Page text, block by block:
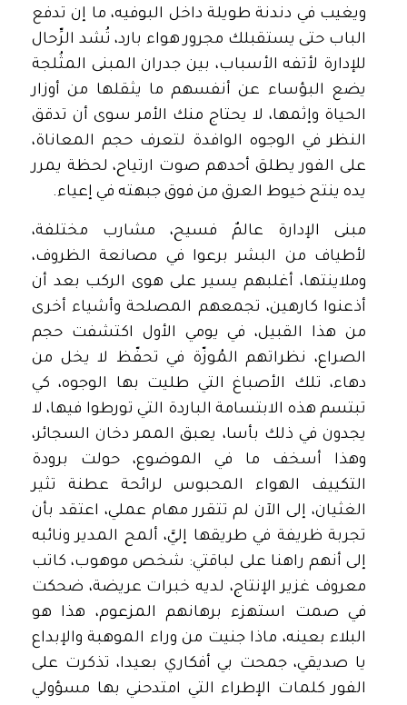
ويغيب في دندنة طويلة داخل البوفيه، ما إن تدفع
الباب حتى يستقبلك مجرور هواء بارد، تُشد الرِّحال
للإدارة لأتفه الأسباب، بين جدران المبنى المثُلجة
يضع البؤساء عن أنفسهم ما يثقلها من أوزار
الحياة وإثمها، لا يحتاج منك الأمر سوى أن تدقق
النظر في الوجوه الوافدة لتعرف حجم المعاناة،
على الفور يطلق أحدهم صوت ارتياح، لحظة يمرر
يده ينتح خيوط العرق من فوق جبهته في إعياء.
مبنى الإدارة عالمٌ فسيح، مشارب مختلفة،
لأطياف من البشر برعوا في مصانعة الظروف،
وملاينتها، أغلبهم يسير على هوى الركب بعد أن
أذعنوا كارهين، تجمعهم المصلحة وأشياء أخرى
من هذا القبيل، في يومي الأول اكتشفت حجم
الصراع، نظراتهم المُوزّة في تحفّظ لا يخل من
دهاء، تلك الأصباغ التي طليت بها الوجوه، كي
تبتسم هذه الابتسامة الباردة التي تورطوا فيها، لا
يجدون في ذلك بأسا، يعبق الممر دخان السجائر،
وهذا أسخف ما في الموضوع، حولت برودة
التكييف الهواء المحبوس لرائحة عطنة تثير
الغثيان، إلى الآن لم تتقرر مهام عملي، اعتقد بأن
تجربة ظريفة في طريقها إليَّ، ألمح المدير ونائبه
إلى أنهم راهنا على لباقتي: شخص موهوب، كاتب
معروف غزير الإنتاج، لديه خبرات عريضة، ضحكت
في صمت استهزء برهانهم المزعوم، هذا هو
البلاء بعينه، ماذا جنيت من وراء الموهبة والإبداع
يا صديقي، جمحت بي أفكاري بعيدا، تذكرت على
الفور كلمات الإطراء التي امتدحني بها مسؤولي